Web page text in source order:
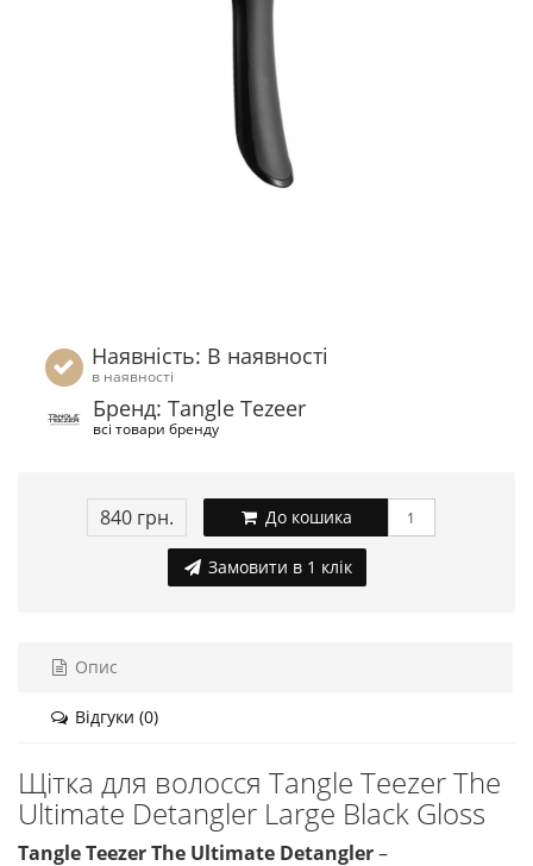
Наявність: В наявності
в наявності
Бренд: Tangle Tezeer
всі товари бренду
840 грн. До кошика
Замовити в 1 клік
Опис
Відгуки (0)
Щітка для волосся Tangle Teezer The
Ultimate Detangler Large Black Gloss
Tangle Teezer The Ultimate Detangler–